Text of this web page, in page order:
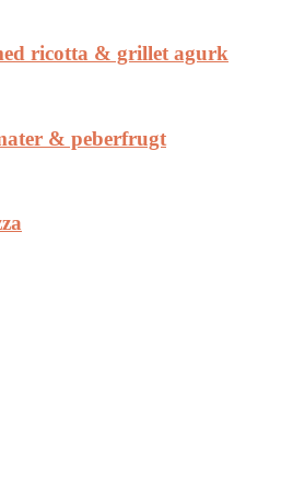
ricotta & grillet agurk
& peberfrugt